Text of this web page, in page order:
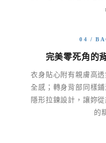
04 /
完美零死角的
衣身貼心附有親膚高
全感；轉身背部同樣
隱形拉鍊設計，讓妳
的